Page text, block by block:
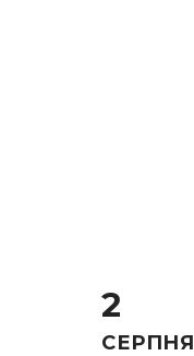
2
СЕРПНЯ